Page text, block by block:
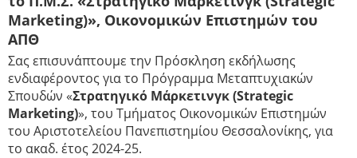
Marketing)», Οικονομικών Επιστημών του
ΑΠΘ
Σας επισυνάπτουμε την Πρόσκληση εκδήλωσης
ενδιαφέροντος για το Πρόγραμμα Μεταπτυχιακών
Σπουδών «Στρατηγικό Μάρκετινγκ (Strategic
Marketing)», του Τμήματος Οικονομικών Επιστημών
του Αριστοτελείου Πανεπιστημίου Θεσσαλονίκης, για
το ακαδ. έτος 2024-25.